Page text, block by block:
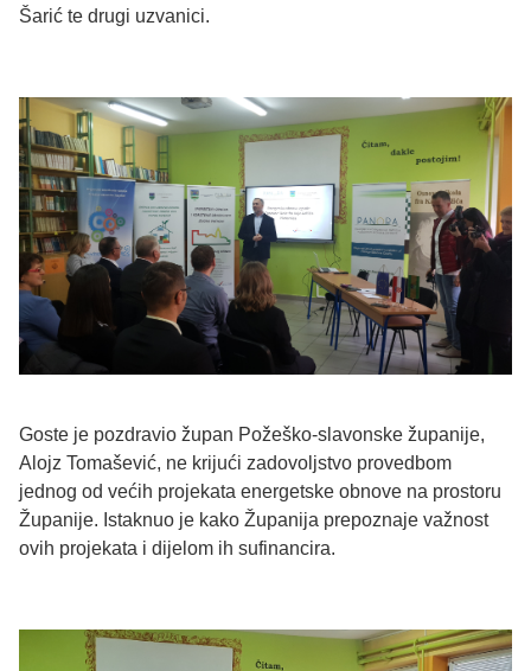
Šarić te drugi uzvanici.
Goste je pozdravio župan Požeško-slavonske županije,
Alojz Tomašević, ne krijući zadovoljstvo provedbom
jednog od većih projekata energetske obnove na prostoru
Županije. Istaknuo je kako Županija prepoznaje važnost
ovih projekata i dijelom ih sufinancira.